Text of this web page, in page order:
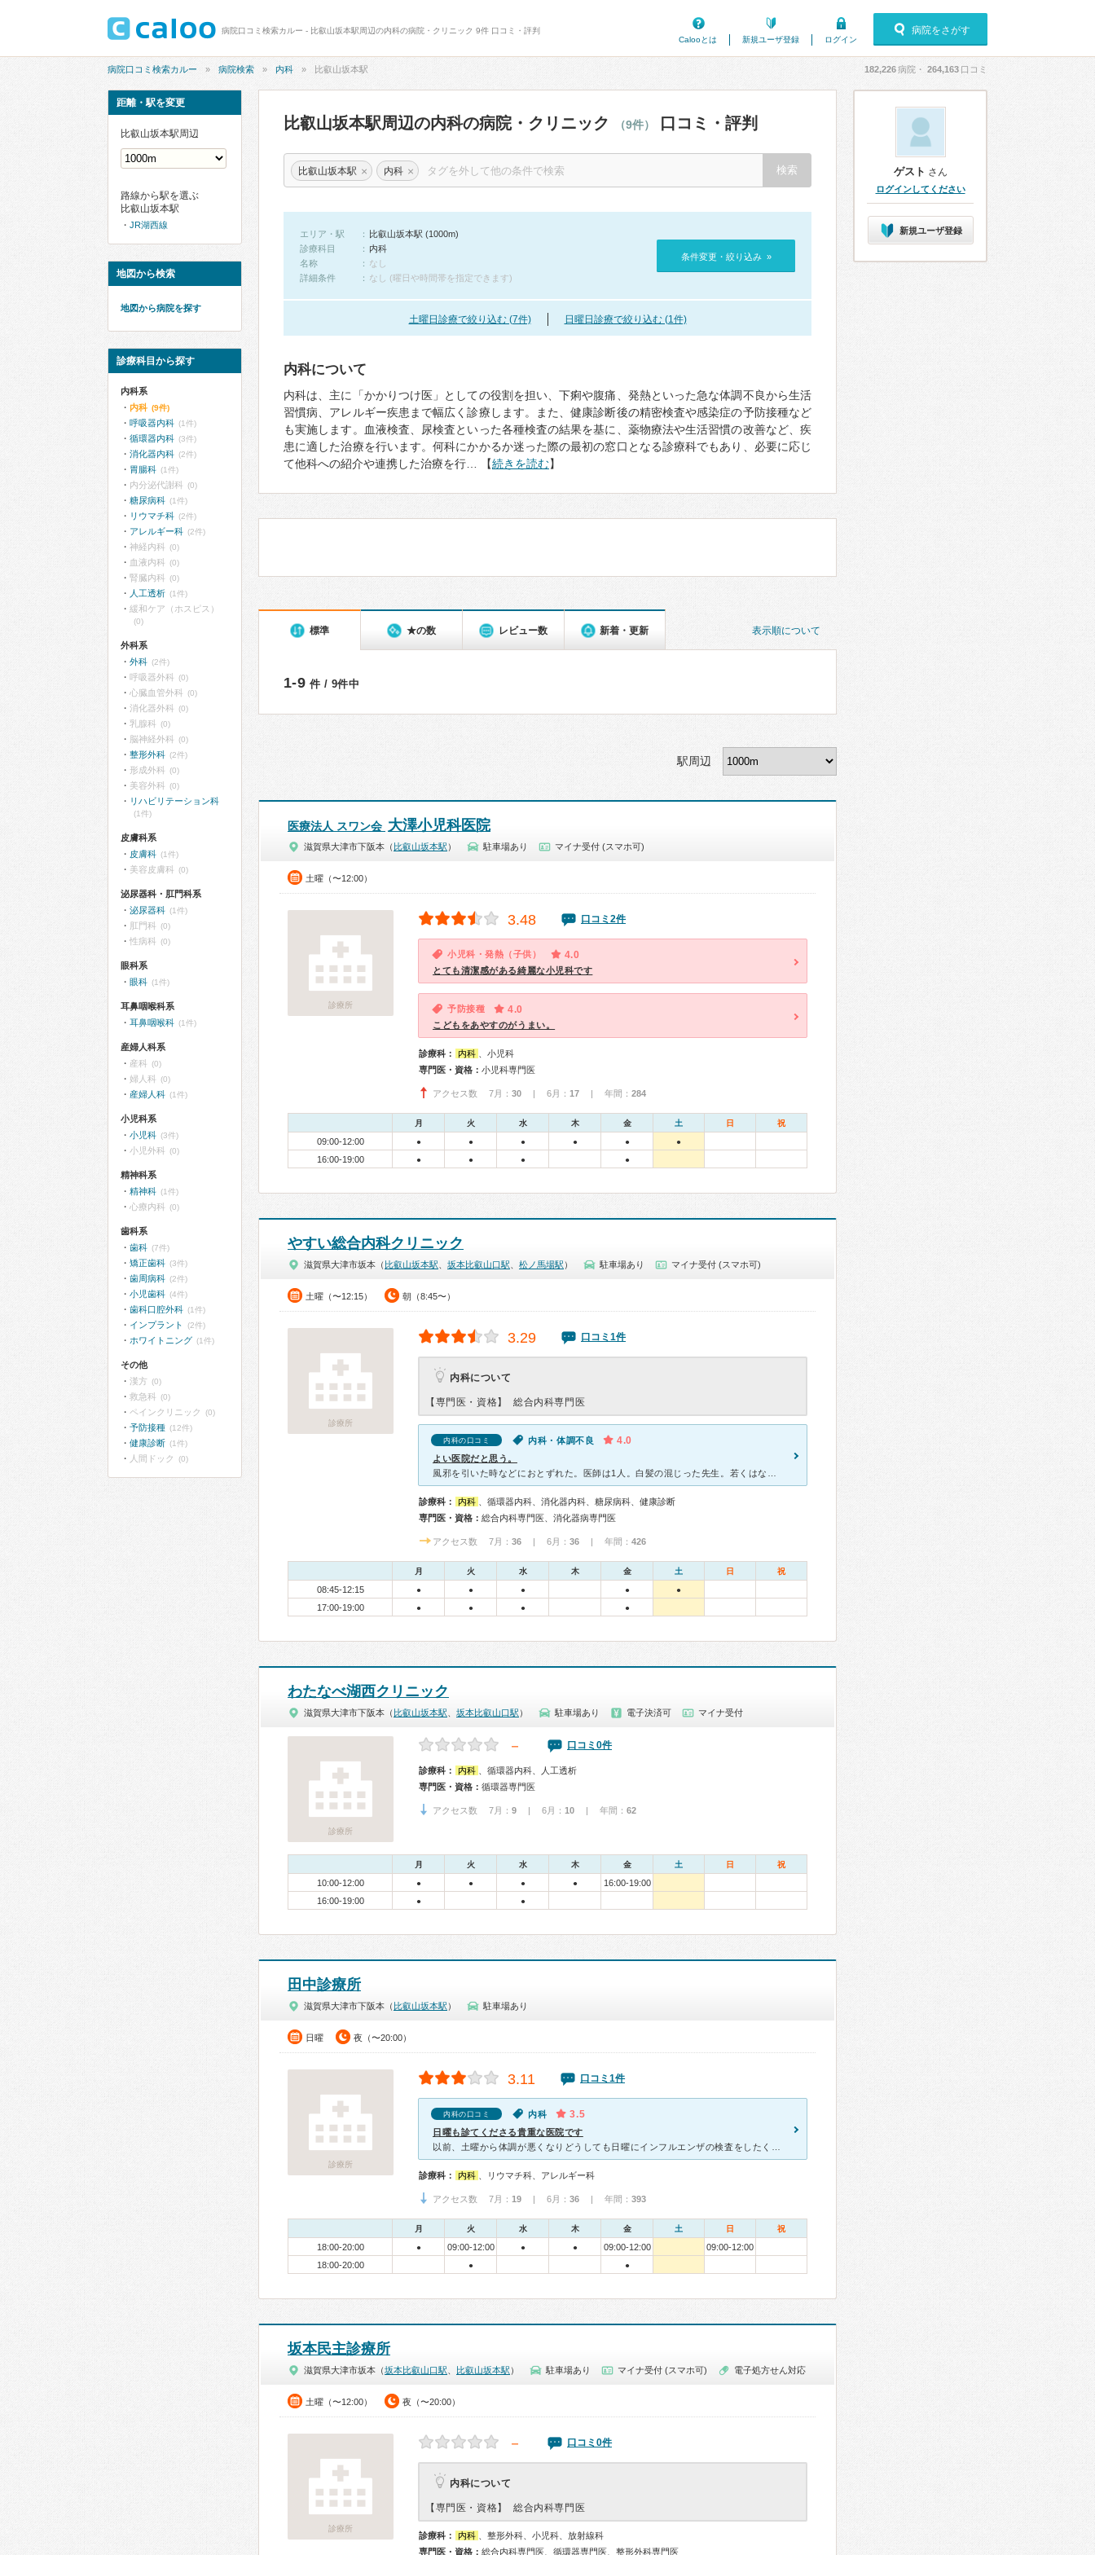
病院口コミ検索カルー - 比叡山坂本駅周辺の内科の病院・クリニック 9件 口コミ・評判
Calooとは
新規ユーザ登録 ログイン
病院をさがす
病院口コミ検索カルー 病院検索 内科 比叡山坂本駅 182,226病院・ 264,163 口コミ
比叡山坂本駅周辺の内科の病院・クリニック （9件） 口コミ・評判
比叡山坂本駅 × 内科 ×
エリア・駅
比叡山坂本駅 (1000m)
診療科目
内科
名称
なし
詳細条件
なし (曜日や時間帯を指定できます)
条件変更・絞り込み »
土曜日診療で絞り込む (7件) 日曜日診療で絞り込む (1件)
内科について
内科は、主に「かかりつけ医」としての役割を担い、下痢や腹痛、発熱といった急な体調不良から生活
習慣病、アレルギー疾患まで幅広く診療します。また、健康診断後の精密検査や感染症の予防接種など
も実施します。血液検査、尿検査といった各種検査の結果を基に、薬物療法や生活習慣の改善など、疾
患に適した治療を行います。何科にかかるか迷った際の最初の窓口となる診療科でもあり、必要に応じ
て他科への紹介や連携した治療を行… 【続きを読む】
表示順について
標準 ★の数 レビュー数 新着・更新
1-9 件 / 9件中
駅周辺
医療法人 スワン会 大澤小児科医院
滋賀県大津市下阪本（ 比叡山坂本駅 ） 駐車場あり マイナ受付 (スマホ可)
土曜（〜12:00）
診療所
3.48 口コミ2件
小児科・発熱（子供） 4.0
とても清潔感がある綺麗な小児科です
予防接種 4.0
こどもをあやすのがうまい。
診療科： 内科
、小児科
専門医・資格： 小児科専門医
アクセス数 7月： 30 | 6月： 17 | 年間： 284
月 火 水 木 金 土 日 祝
09:00-12:00 ● ● ● ● ● ●
16:00-19:00 ● ● ● ●
やすい総合内科クリニック
滋賀県大津市坂本（ 比叡山坂本駅 坂本比叡山口駅 松ノ馬場駅 ） 駐車場あり マイナ受付 (スマホ可)
土曜（〜12:15） 朝（8:45〜）
診療所
3.29 口コミ1件
内科について
【専門医・資格】 総合内科専門医
内科の口コミ 内科・体調不良 4.0
よい医院だと思う。
診療科： 内科
、循環器内科、消化器内科、糖尿病科、健康診断
専門医・資格： 総合内科専門医、消化器病専門医
アクセス数 7月： 36 | 6月： 36 | 年間： 426
月 火 水 木 金 土 日 祝
08:45-12:15 ● ● ● ● ●
17:00-19:00 ● ● ● ●
わたなべ湖西クリニック
滋賀県大津市下阪本（ 比叡山坂本駅 坂本比叡山口駅 ） 駐車場あり 電子決済可 マイナ受付
診療所
－ 口コミ0件
診療科： 内科
、循環器内科、人工透析
専門医・資格： 循環器専門医
アクセス数 7月： 9 | 6月： 10 | 年間： 62
月 火 水 木 金 土 日 祝
10:00-12:00 ● ● ● ●
16:00-19:00
16:00-19:00
● ●
田中診療所
滋賀県大津市下阪本（ 比叡山坂本駅 ） 駐車場あり
日曜 夜（〜20:00）
診療所
3.11 口コミ1件
内科の口コミ 内科 3.5
日曜も診てくださる貴重な医院です
診療科： 内科 、リウマチ科、アレルギー科
アクセス数 7月： 19 | 6月： 36 | 年間： 393
月 火 水 木 金 土 日 祝
18:00-20:00 ● 09:00-12:00 ● ● 09:00-12:00
09:00-12:00
18:00-20:00
● ●
坂本民主診療所
滋賀県大津市坂本（坂本比叡山口駅 比叡山坂本駅 ） 駐車場あり マイナ受付 (スマホ可) 電子処方せん対応
土曜（〜12:00） 夜（〜20:00）
診療所
－ 口コミ0件
内科について
【専門医・資格】 総合内科専門医
診療科： 内科
、整形外科、小児科、放射線科
専門医・資格： 総合内科専門医、循環器専門医、整形外科専門医
距離・駅を変更
比叡山坂本駅周辺
路線から駅を選ぶ
比叡山坂本駅
JR湖西線
地図から検索
地図から病院を探す
診療科目から探す
内科系
内科 (9件)
呼吸器内科 (1件)
循環器内科 (3件)
消化器内科 (2件)
胃腸科 (1件)
内分泌代謝科 (0)
糖尿病科 (1件)
リウマチ科 (2件)
アレルギー科 (2件)
神経内科 (0)
血液内科 (0)
腎臓内科 (0)
人工透析 (1件)
緩和ケア（ホスピス）
(0)
外科系
外科 (2件)
呼吸器外科 (0)
心臓血管外科 (0)
消化器外科 (0)
乳腺科 (0)
脳神経外科 (0)
整形外科 (2件)
形成外科 (0)
美容外科 (0)
リハビリテーション科
(1件)
皮膚科系
皮膚科 (1件)
美容皮膚科 (0)
泌尿器科・肛門科系
泌尿器科 (1件)
肛門科 (0)
性病科 (0)
眼科系
眼科 (1件)
耳鼻咽喉科系
耳鼻咽喉科 (1件)
産婦人科系
産科 (0)
婦人科 (0)
産婦人科 (1件)
小児科系
小児科 (3件)
小児外科 (0)
精神科系
精神科 (1件)
心療内科 (0)
歯科系
歯科 (7件)
矯正歯科 (3件)
歯周病科 (2件)
小児歯科 (4件)
歯科口腔外科 (1件)
インプラント (2件)
ホワイトニング (1件)
その他
漢方 (0)
救急科 (0)
ペインクリニック (0)
予防接種 (12件)
健康診断 (1件)
人間ドック (0)
ゲスト さん
ログインしてください
新規ユーザ登録